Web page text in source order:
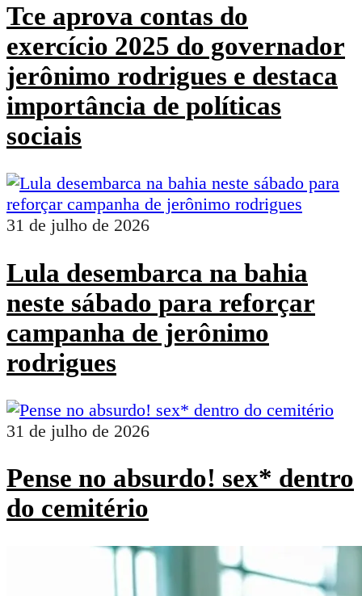
Tce aprova contas do
exercício 2025 do governador
jerônimo rodrigues e destaca
importância de políticas
sociais
31 de julho de 2026
Lula desembarca na bahia
neste sábado para reforçar
campanha de jerônimo
rodrigues
31 de julho de 2026
Pense no absurdo! sex* dentro
do cemitério